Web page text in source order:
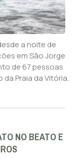
a noite de
em São Jorge
de 67 pessoas
Praia da Vitória,
NO BEATO E